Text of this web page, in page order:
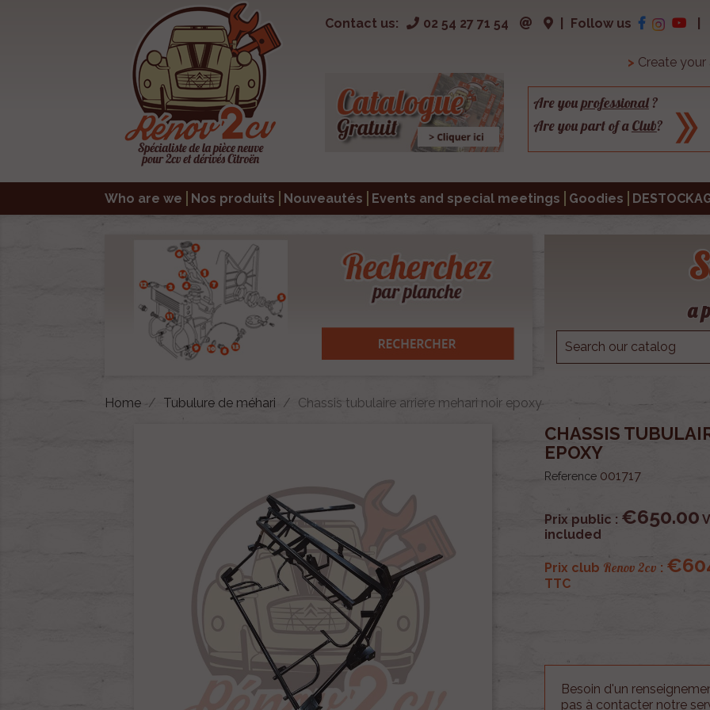
Contact us: 02 54 27 71 54 Follow us
> Create
Are youprofessional?
Are you part of aClub?
Who are we Nos produits Nouveautés Events and special meetings Goodies
a
Home Tubulure de méhari Chassis tubulaire arriere mehari noir epoxy
CHASSIS
EPOXY
Reference 001717
Prix public : €650.00
included
Prix club Renov 2cv :
TTC
Besoin d'un
pas à contacter notre